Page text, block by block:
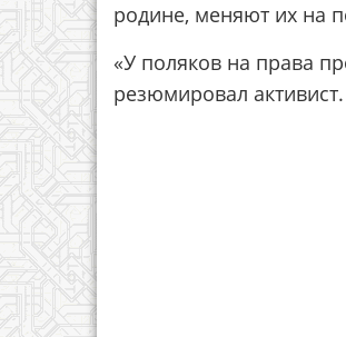
родине, меняют их на
«У поляков на права
резюмировал активист.